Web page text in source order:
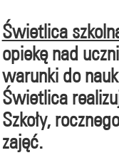
Świetlica
opiekę nad
warunki do
Świetlica
Szkoły,
zajęć.